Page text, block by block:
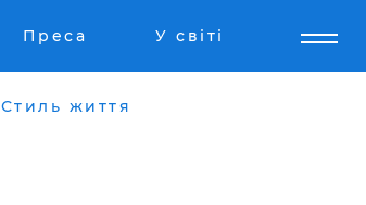
Преса У світі
Стиль життя